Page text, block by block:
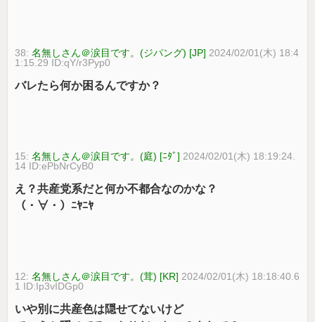
38:名無しさん＠涙目です。(ジパング) [JP] 2024/02/01(木) 18:4
1:15.29 ID:qY/r3Pyp0
バレたら何か困るんですか？
15:名無しさん＠涙目です。(庭) [ﾆﾀﾞ] 2024/02/01(木) 18:19:24.
14 ID:ePbNrCyB0
え？共産党系だと何か不都合なのかな？
（・∀・）ﾆﾔﾆﾔ
12:名無しさん＠涙目です。(茸) [KR] 2024/02/01(木) 18:18:40.6
1 ID:Ip3vIDGp0
いや別に共産色は隠せてないけど